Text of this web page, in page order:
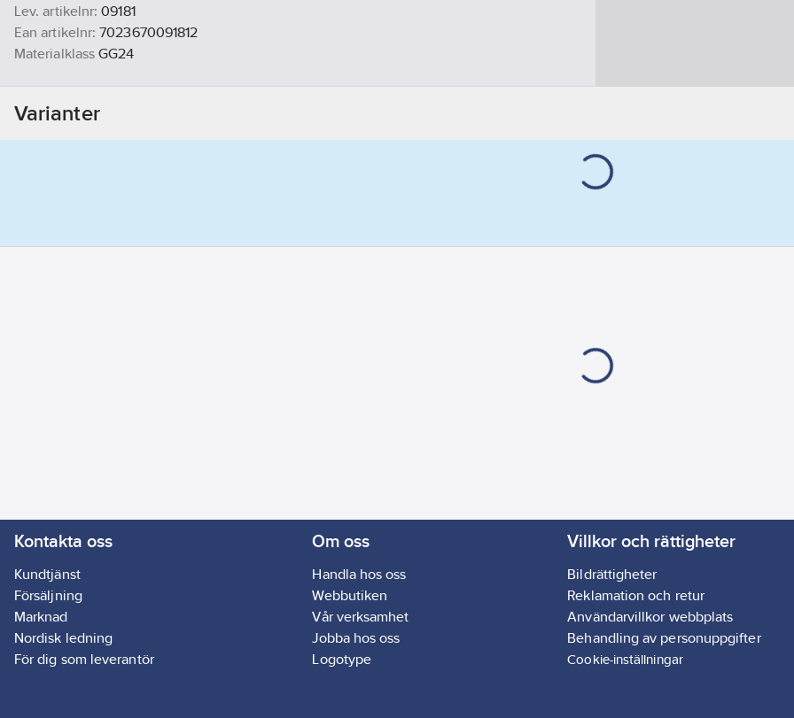
Lev. artikelnr: 09181
Ean artikelnr: 7023670091812
Materialklass GG24
Varianter
Kontakta oss
Kundtjänst
Försäljning
Marknad
Nordisk ledning
För dig som leverantör
Om oss
Handla hos oss
Webbutiken
Vår verksamhet
Jobba hos oss
Logotype
Villkor och rättigheter
Bildrättigheter
Reklamation och retur
Användarvillkor webbplats
Behandling av personuppgifter
Cookie-inställningar